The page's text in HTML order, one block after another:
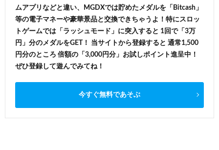
ムアプリなどと違い、MGDXでは貯めたメダルを「Bitcash」
等の電子マネーや豪華景品と交換できちゃうよ！特にスロッ
トゲームでは「ラッシュモード」に突入すると 1回で「3万
円」分のメダルをGET！ 当サイトから登録すると 通常1,500
円分のところ 倍額の「3,000円分」お試しポイント進呈中！
ぜひ登録して遊んでみてね！
今すぐ無料であそぶ